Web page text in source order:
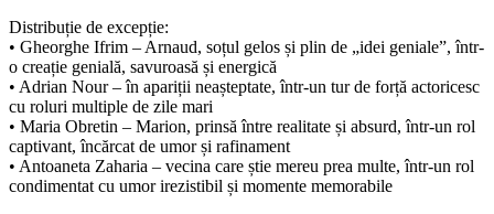
Distribuție de excepție:
• Gheorghe Ifrim – Arnaud, soțul gelos și plin de „idei geniale”, într-
o creație genială, savuroasă și energică
• Adrian Nour – în apariții neașteptate, într-un tur de forță actoricesc
cu roluri multiple de zile mari
• Maria Obretin – Marion, prinsă între realitate și absurd, într-un rol
captivant, încărcat de umor și rafinament
• Antoaneta Zaharia – vecina care știe mereu prea multe, într-un rol
condimentat cu umor irezistibil și momente memorabile